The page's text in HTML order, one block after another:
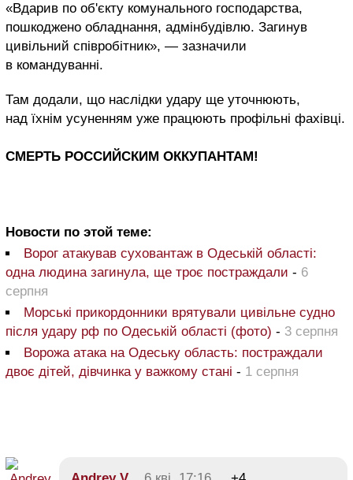
«Вдарив по об'єкту комунального господарства,
пошкоджено обладнання, адмінбудівлю. Загинув
цивільний співробітник», — зазначили
в командуванні.
Там додали, що наслідки удару ще уточнюють,
над їхнім усуненням уже працюють профільні фахівці.
СМЕРТЬ РОССИЙСКИМ ОККУПАНТАМ!
Новости по этой теме:
Ворог атакував суховантаж в Одеській області:
одна людина загинула, ще троє постраждали - 6
серпня
Морські прикордонники врятували цивільне судно
після удару рф по Одеській області (фото) - 3 серпня
Ворожа атака на Одеську область: постраждали
двоє дітей, дівчинка у важкому стані - 1 серпня